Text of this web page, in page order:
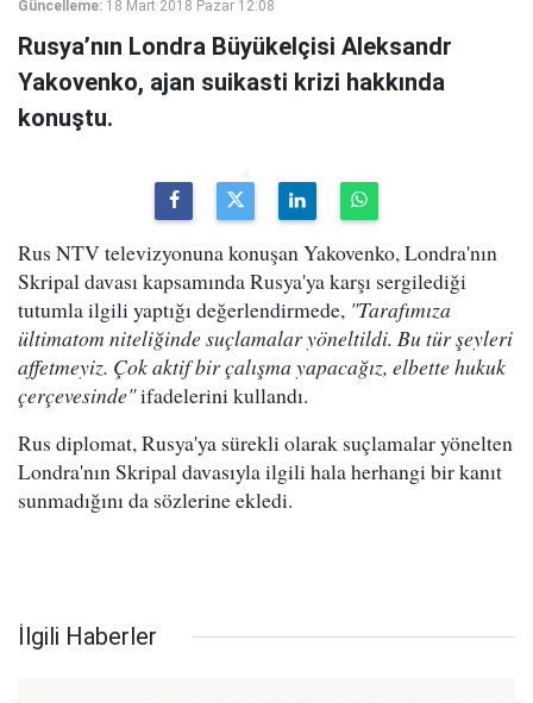
Güncelleme: 18 Mart 2018 Pazar 12:08
Rusya’nın Londra Büyükelçisi Aleksandr
Yakovenko, ajan suikasti krizi hakkında
konuştu.
Rus NTV televizyonuna konuşan Yakovenko, Londra'nın
Skripal davası kapsamında Rusya'ya karşı sergilediği
tutumla ilgili yaptığı değerlendirmede, "Tarafımıza
ültimatom niteliğinde suçlamalar yöneltildi. Bu tür şeyleri
affetmeyiz. Çok aktif bir çalışma yapacağız, elbette hukuk
çerçevesinde"ifadelerini kullandı.
Rus diplomat, Rusya'ya sürekli olarak suçlamalar yönelten
Londra'nın Skripal davasıyla ilgili hala herhangi bir kanıt
sunmadığını da sözlerine ekledi.
İlgili Haberler